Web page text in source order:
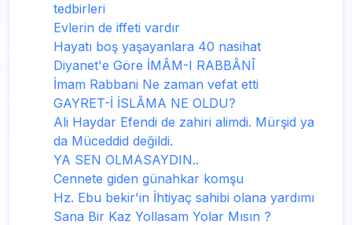
tedbirleri
Evlerin de iffeti vardır
Hayatı boş yaşayanlara 40 nasihat
Diyanet'e Göre İMÂM-I RABBÂNÎ
İmam Rabbani Ne zaman vefat etti
GAYRET-İ İSLÂMA NE OLDU?
Ali Haydar Efendi de zahiri alimdi. Mürşid ya
da Müceddid değildi.
YA SEN OLMASAYDIN..
Cennete giden günahkar komşu
Hz. Ebu bekir'in İhtiyaç sahibi olana yardımı
Sana Bir Kaz Yollasam Yolar Mısın ?